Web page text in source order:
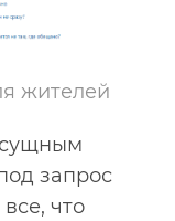
жителей
запрос
что